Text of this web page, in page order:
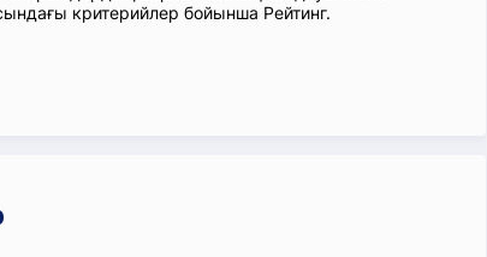
критерийлер бойынша Рейтинг.